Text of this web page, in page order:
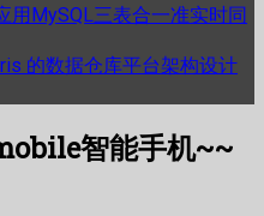
用MySQL三表合一准实时同
的数据仓库平台架构设计
智能手机~~